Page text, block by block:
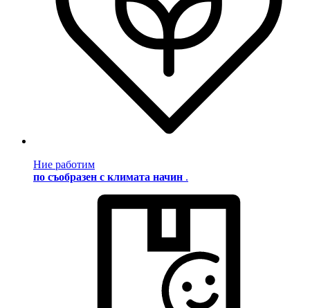
Ние работим
по съобразен с климата начин .